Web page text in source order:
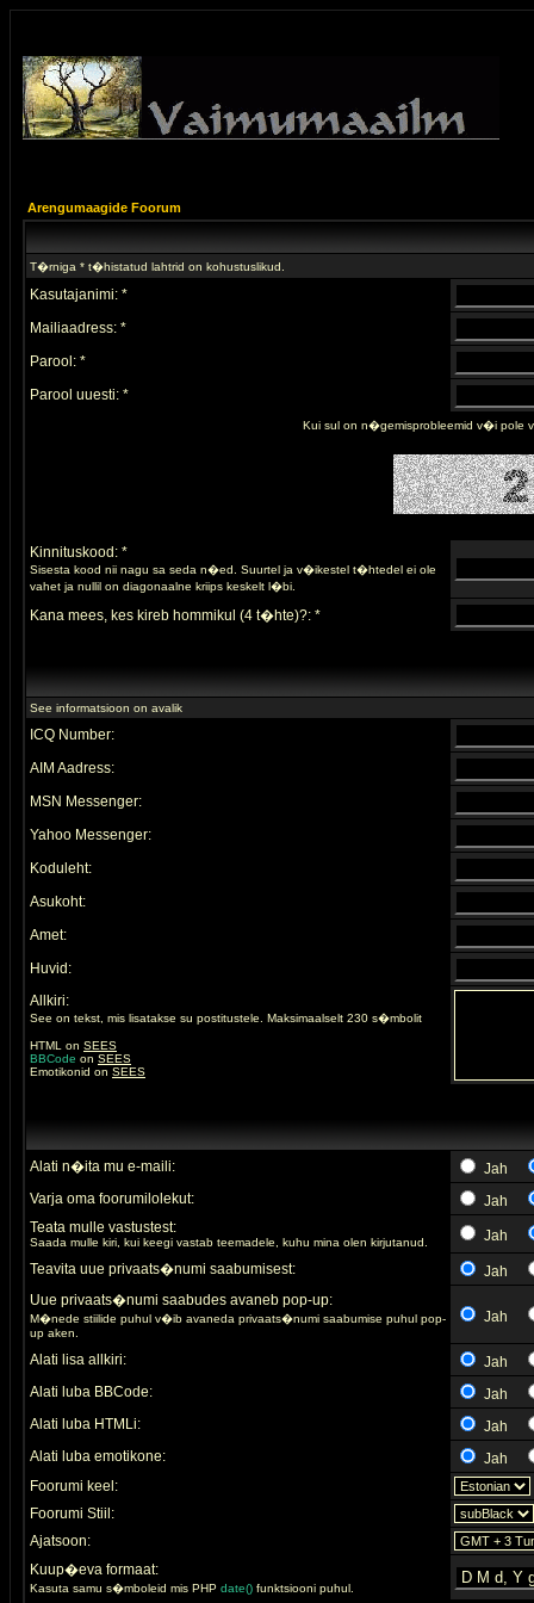
Arengumaagide Foorum
T�rniga * t�histatud lahtrid on kohustuslikud.
Kasutajanimi: *
Mailiaadress: *
Parool: *
Parool uuesti: *
Kui sul on n�gemisprobleemid v�i pole
Kinnituskood: *
Sisesta kood nii nagu sa seda n�ed. Suurtel ja v�ikestel t�htedel ei ole
vahet ja nullil on diagonaalne kriips keskelt l�bi.
Kana mees, kes kireb hommikul (4 t�hte)?: *
See informatsioon on avalik
ICQ Number:
AIM Aadress:
MSN Messenger:
Yahoo Messenger:
Koduleht:
Asukoht:
Amet:
Huvid:
Allkiri:
See on tekst, mis lisatakse su postitustele. Maksimaalselt 230 s�mbolit
HTML on SEES
BBCode on SEES
Emotikonid on SEES
Alati n�ita mu e-maili:
Jah
Varja oma foorumilolekut:
Jah
Teata mulle vastustest:
Saada mulle kiri, kui keegi vastab teemadele, kuhu mina olen kirjutanud.
Jah
Teavita uue privaats�numi saabumisest:
Jah
Uue privaats�numi saabudes avaneb pop-up:
M�nede stiilide puhul v�ib avaneda privaats�numi saabumise puhul pop-
up aken.
Jah
Alati lisa allkiri:
Jah
Alati luba BBCode:
Jah
Alati luba HTMLi:
Jah
Alati luba emotikone:
Jah
Foorumi keel:
Foorumi Stiil:
Ajatsoon:
Kuup�eva formaat:
Kasuta samu s�mboleid mis PHP date() funktsiooni puhul.